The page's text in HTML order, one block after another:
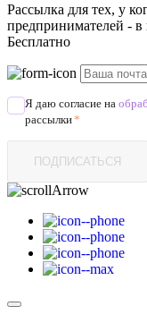
Рассылка для тех, у
предпринимателей -
Бесплатно
Я даю согласие на
рассылки*
ПОДПИСАТЬСЯ